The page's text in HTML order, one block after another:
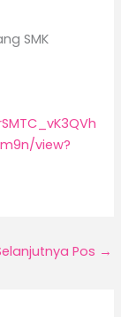
SMK
view?
Pos →